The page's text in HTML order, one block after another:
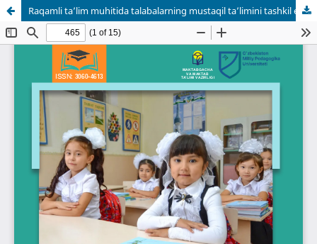
Raqamli taʼlim muhitida talabalarning mustaqil taʼlimini tashkil etishning nazariy asoslari